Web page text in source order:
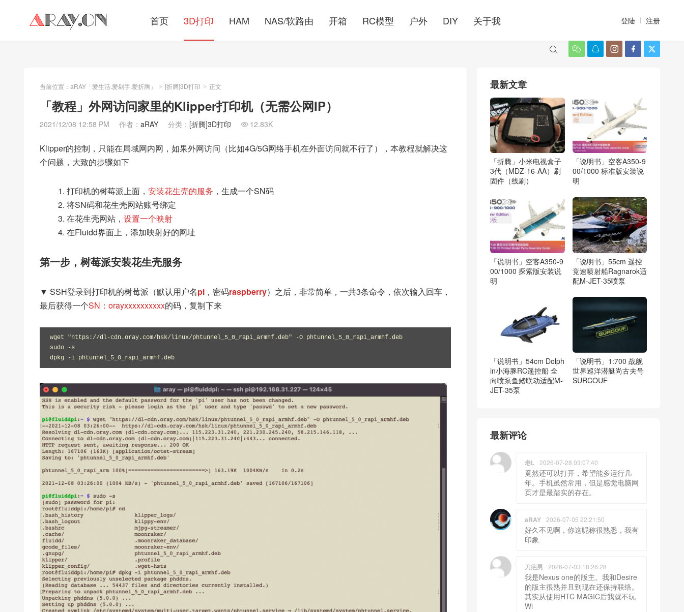
首页 3D打印 HAM NAS/软路由 开箱 RC模型 户外 DIY 关于我 登陆 注册
    

当前位置： aRAY「爱生活.爱剁手.爱折腾」 > [折腾]3D打印 > 正文
「教程」外网访问家里的Klipper打印机（无需公网IP）
2021/12/08 12:58 PM 作者： aRAY 分类： [折腾]3D打印  12.83K
Klipper的控制，只能在局域网内网，如果外网访问（比如4G/5G网络手机在外面访问就不行了），本教程就解决这
个问题，大致的步骤如下
打印机的树莓派上面， 安装花生壳的服务 ，生成一个SN码
将SN码和花生壳网站账号绑定
在花生壳网站， 设置一个映射
在Fluidd界面上，添加映射好的网址
第一步，树莓派安装花生壳服务
▼ SSH登录到打印机的树莓派（默认用户名pi ，密码raspberry）之后，非常简单，一共3条命令，依次输入回车，
最后获得一个SN：orayxxxxxxxxxx的码，复制下来
wget "https://dl-cdn.oray.com/hsk/linux/phtunnel_5_0_rapi_armhf.deb" -O phtunnel_5_0_rapi_armhf.deb
sudo -s
dpkg -i phtunnel_5_0_rapi_armhf.deb
最新文章
「折腾」小米电视盒子
3代（MDZ-16-AA）刷
固件（线刷）
「说明书」空客A350-9
00/1000 标准版安装说
明
「说明书」空客A350-9
00/1000 探索版安装说
明
「说明书」55cm 遥控
竞速喷射船Ragnarok适
配M-JET-35喷泵
「说明书」54cm Dolph
in小海豚RC遥控船 全
向喷泵鱼鳍联动适配M-
JET-35泵
「说明书」1:700 战舰
世界巡洋潜艇尚古夫号
SURCOUF
最新评论
老L 2026-07-28 03:07:40
竟然还可以打开，希望能多运行几
年。手机虽然常用，但是感觉电脑网
页才是最踏实的存在。
aRAY 2026-07-05 22:21:50
好久不见啊，你这昵称很熟悉，我有
印象
刀疤男 2026-07-03 18:26:28
我是Nexus one的版主。我和Desire
的版主很熟并且到现在还保持联络。
其实从使用HTC MAGIC后我就不玩
Wi